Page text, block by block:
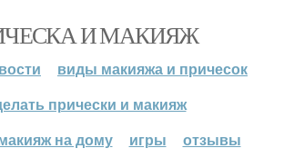
И МАКИЯЖ
виды макияжа и причесок
прически и макияж
на дому
игры отзывы